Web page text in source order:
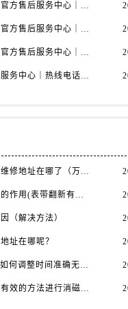
亲身探访万国上海官方售后服务中心｜全新维修门店地址及电话（2026年6月最新）
亲身探访万国上海官方售后服务中心｜最新电话及地址（2026年6月最新）
亲身探访万国上海官方售后服务中心｜网点地址与客服电话（2026年6月最新）
上海万国官方售后服务中心｜热线电话与网点地址权威信息公示（2026年6月最新）
万国手表在深圳的维修地址在哪了（万国手表如何更换表带）
万国手表表带翻新的作用(表带翻新有什么用)
（解决方法）
址在哪呢？
万国手表快1分钟(如何调整时间准确无误)
万国手表怎么进行有效的方法进行消磁呢(机械手表消磁)